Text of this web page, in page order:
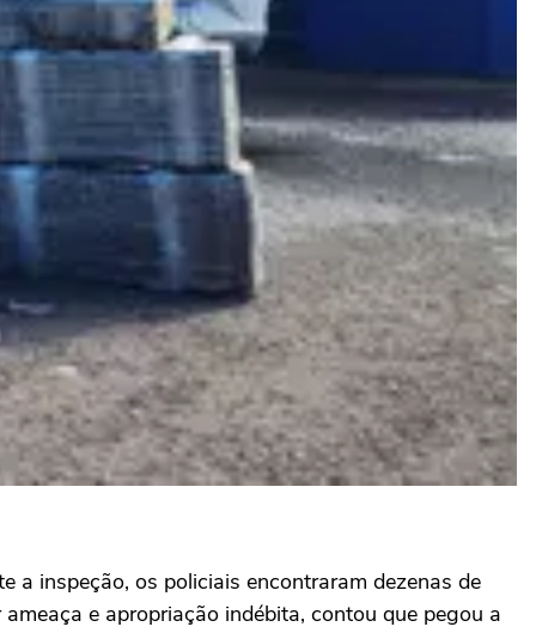
a inspeção, os policiais encontraram dezenas de
e apropriação indébita, contou que pegou a